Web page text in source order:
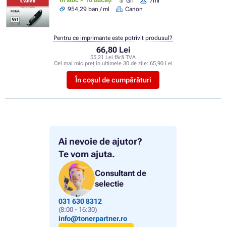
Ai nevoie de ajutor?
Te vom ajuta.
Consultant de
selectie
031 630 8312
(8:00 - 16:30)
info@tonerpartner.ro
954,29 ban / ml
Canon
66,80 Lei
55,21 Lei fără TVA
Cel mai mic preț în ultimele 30 de zile: 65,90 Lei
În coșul de cumpărături
Pentru ce imprimante este potrivit produsul?